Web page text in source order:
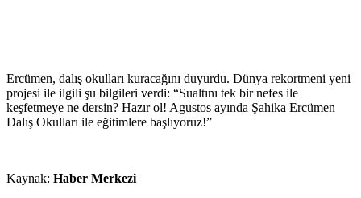
Ercümen, dalış okulları kuracağını duyurdu. Dünya rekortmeni yeni
projesi ile ilgili şu bilgileri verdi: “Sualtını tek bir nefes ile
keşfetmeye ne dersin? Hazır ol! Agustos ayında Şahika Ercümen
Dalış Okulları ile eğitimlere başlıyoruz!”
Kaynak: Haber Merkezi